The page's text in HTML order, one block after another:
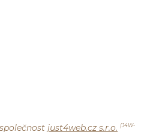
just4web.cz s.r.o. (J4W-